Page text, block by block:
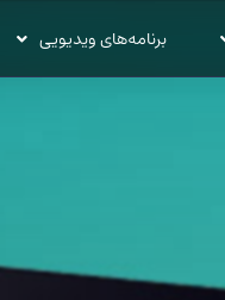
برنامه‌های ویدیویی